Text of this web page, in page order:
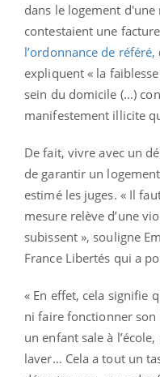
dans le logement
contestaient une
l’ordonnance de référé,
expliquent « la
sein du domicile (...)
manifestement illicite
De fait, vivre avec un
de garantir un
estimé les juges. « Il
mesure relève d’une
subissent », souligne
France Libertés qui a
« En effet, cela signifie
ni faire fonctionner son
un enfant sale à
laver… Cela a tout un